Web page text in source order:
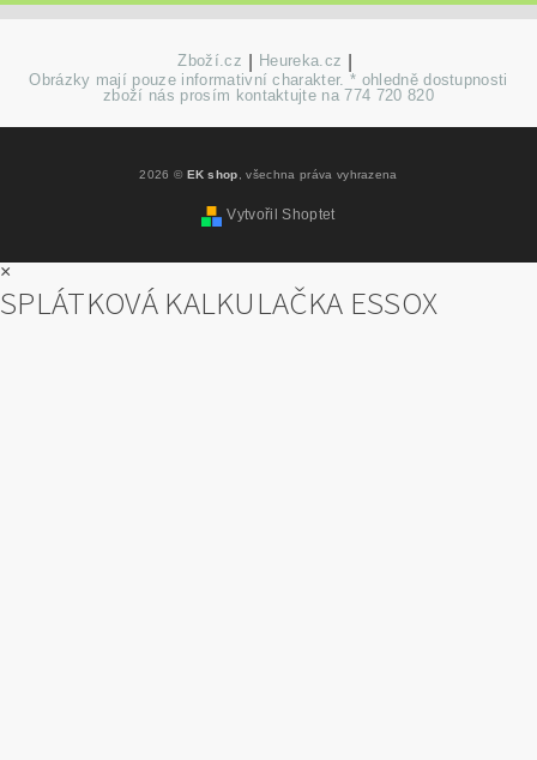
Zboží.cz Heureka.cz
Obrázky mají pouze informativní charakter. * ohledně dostupnosti
zboží nás prosím kontaktujte na 774 720 820
2026 © EK shop, všechna práva vyhrazena
Vytvořil Shoptet
×
SPLÁTKOVÁ KALKULAČKA ESSOX